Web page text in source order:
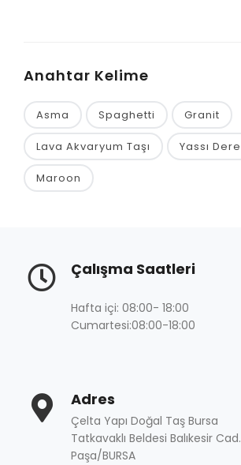
Anahtar Kelime
Asma Spaghetti Granit
Lava Akvaryum Taşı Yassı Dere
Maroon
Çalışma Saatleri
Hafta içi: 08:00- 18:00
Cumartesi:08:00-18:00
Adres
Çelta Yapı Doğal Taş Bursa
Tatkavaklı Beldesi Balıkesir
Paşa/BURSA